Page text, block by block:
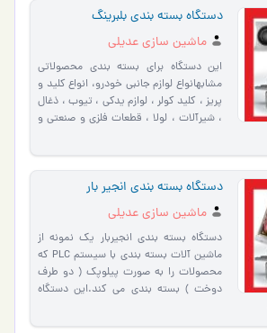
دستگاه بسته بندی بلبرینگ
ماشین سازی عدیلی
این دستگاه برای بسته بندی محصولاتی
مشابهانواع لوازم جانبی خودرو، انواع کلید و
پریز ، کلید کولر ، لوازم یدکی ، تیوب ، ذغال
، شیرآلات ، لولا ، قطعات فلزی و صنعتی و
دستگاه بسته بندی انجیر بار
ماشین سازی عدیلی
دستگاه بسته بندی انجیربار یک نمونه از
ماشین آلات بسته بندی با سیستم PLC که
محصولات را به صورت پیلوپک ( دو طرف
دوخت ) بسته بندی می کند.این دستگاه